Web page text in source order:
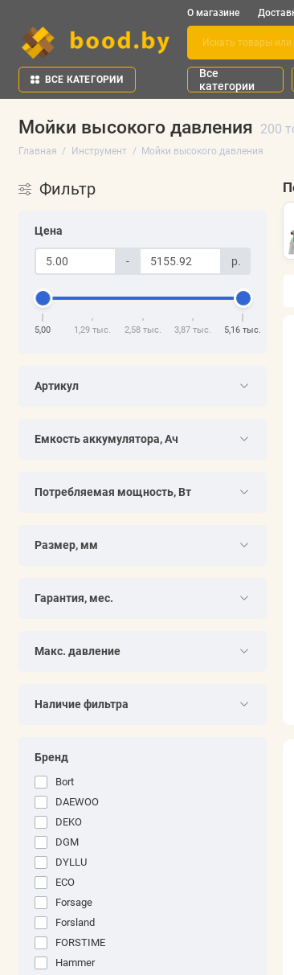
О магазине
ВСЕ КАТЕГОРИИ
Все
категории
Мойки высокого давления 200
Главная Инструмент Мойки высокого давления
Фильтр
Цена
- р.
5,00 1,29 тыс. 2,58 тыс. 3,87 тыс. 5,16 тыс.
Артикул
Емкость аккумулятора, Ач
Потребляемая мощность, Вт
Размер, мм
Гарантия, мес.
Макс. давление
Наличие фильтра
Бренд
Bort
DAEWOO
DEKO
DGM
DYLLU
ECO
Forsage
Forsland
FORSTIME
Hammer